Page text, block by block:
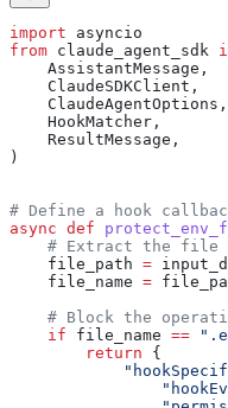
import asyncio
from claude_agent_sdk
    AssistantMessage,
    ClaudeSDKClient,
    ClaudeAgentOptions,
    HookMatcher,
    ResultMessage,
)
# Define a hook
async def
# Extract the file
    file_path
=
    file_name
=
# Block the
    if
file_name ==
        return
{